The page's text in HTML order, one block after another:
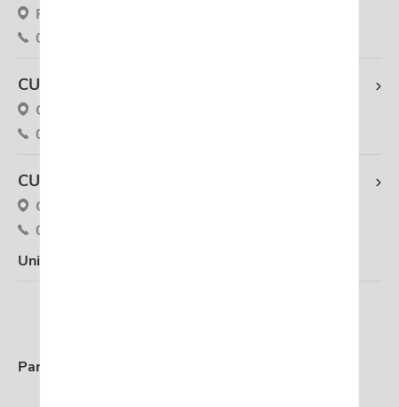
Rue de Sauheid 22, 4032 Liège
04 365 39 32
CUPRA Groupe Autosphere Huy
Quai D'Arona 21, 4500 Huy
085 27 10 60
CUPRA Groupe Autosphere Neufchâteau
Chaussée De Recogne 26, 6840 Neufchâteau
061 27 84 83
Uniquement entretien et services
Partager: